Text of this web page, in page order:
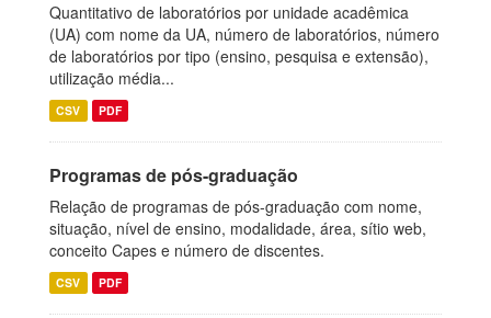
Quantitativo de laboratórios por unidade acadêmica
(UA) com nome da UA, número de laboratórios, número
de laboratórios por tipo (ensino, pesquisa e extensão),
utilização média...
CSV PDF
Programas de pós-graduação
Relação de programas de pós-graduação com nome,
situação, nível de ensino, modalidade, área, sítio web,
conceito Capes e número de discentes.
CSV PDF